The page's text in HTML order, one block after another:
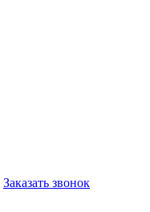
Заказать звонок